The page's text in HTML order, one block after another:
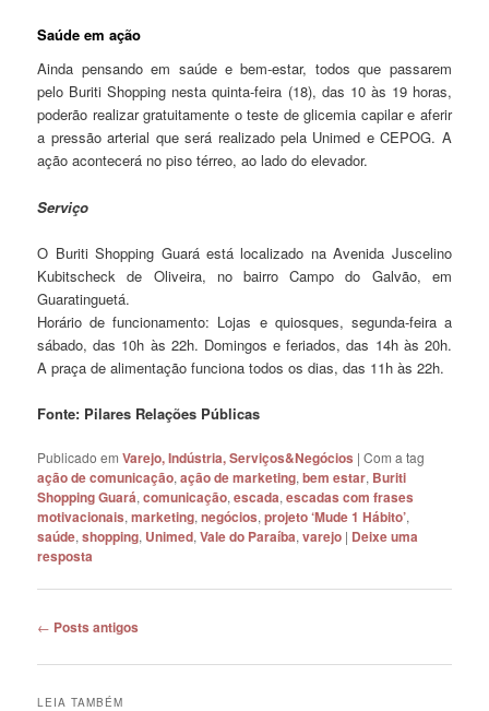
Saúde em ação
Ainda pensando em saúde e bem-estar, todos que passarem
pelo Buriti Shopping nesta quinta-feira (18), das 10 às 19 horas,
poderão realizar gratuitamente o teste de glicemia capilar e aferir
a pressão arterial que será realizado pela Unimed e CEPOG. A
ação acontecerá no piso térreo, ao lado do elevador.
Serviço
O Buriti Shopping Guará está localizado na Avenida Juscelino
Kubitscheck de Oliveira, no bairro Campo do Galvão, em
Guaratinguetá.
Horário de funcionamento: Lojas e quiosques, segunda-feira a
sábado, das 10h às 22h. Domingos e feriados, das 14h às 20h.
A praça de alimentação funciona todos os dias, das 11h às 22h.
Fonte: Pilares Relações Públicas
Publicado em Varejo, Indústria, Serviços&Negócios |Com a tag
ação de comunicação,ação de marketing,bem estar, Buriti
Shopping Guará,comunicação,escada,escadas com frases
motivacionais,marketing,negócios,projeto ‘Mude 1 Hábito’,
saúde,shopping, Unimed,Vale do Paraíba,varejo | Deixe uma
resposta
Navegação
posts
← Posts antigos
LEIA TAMBÉM